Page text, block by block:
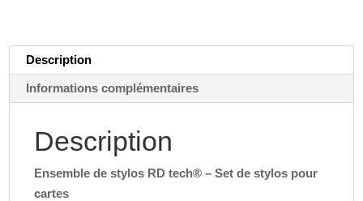
Description
Informations complémentaires
Description
Ensemble de stylos RD tech® – Set de stylos pour
cartes